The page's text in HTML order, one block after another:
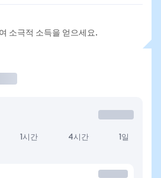
소극적 소득을 얻으세요.
1시간 4시간 1일